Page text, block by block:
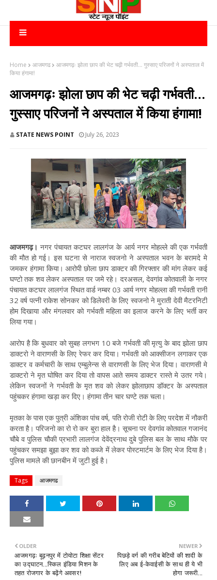
Home आजमगढ
आजमगढ़ः झोला छाप की भेट चढ़ी गर्भवती... गुस्साए परिजनों ने अस्पताल में
किया हंगामा!
आजमगढ़ः झोला छाप की भेट चढ़ी गर्भवती...
गुस्साए परिजनों ने अस्पताल में किया हंगामा!
STATE NEWS POINT July 26, 2023
आजमगढ़। नगर पंचायत कटघर लालगंज के आर्य नगर मोहल्ले की एक गर्भवती
की मौत हो गई। इस घटना से नाराज स्वजनो ने अस्पताल भवन के बरामदे मे
जमकर हंगामा किया। आरोपी छोला छाप डाक्टर की गिरफ्तार की मांग लेकर कई
घण्टो तक शव लेकर अस्पताल पर जमे रहे। दरअसल, देवगांव कोतवाली के नगर
पंचायत कटघर लालगंज स्थित वार्ड नम्बर 03 आर्य नगर मोहल्ला की गर्भवती रानी
32 वर्ष पत्नी राकेश सोनकर को डिलेवरी के लिए स्वजनो ने मुराती देवी मैटरनिटी
होम दिखाया और मंगलवार को गर्भवती महिला का इलाज करने के लिए भर्ती कर
लिया गया।
आरोप है कि बुधवार को सुबह लगभग 10 बजे गर्भवती की मृत्यु के बाद झोला छाप
डाक्टरो ने वाराणसी के लिए रेफर कर दिया। गर्भवती को आक्सीजन लगाकर एक
डाक्टर व कर्मचारी के साथ एम्बुलेन्स से वाराणसी के लिए भेज दिया। वाराणसी मे
डाक्टरो ने मृत घोषित कर दिया तो वापस आते समय डाक्टर रास्ते मे उतर गये।
लेकिन स्वजनों ने गर्भवती के मृत शव को लेकर झोलाछाप डॉक्टर के अस्पताल
पहुंचकर हंगामा खड़ा कर दिए। हंगामा तीन चार घण्टे तक चला।
मृतका के पास एक पुत्री अंशिका पांच वर्ष, पति रोजी रोटी के लिए परदेश में नौकरी
करता है। परिजनो का रो रो कर बुरा हाल है। सूचना पर देवगांव कोतवाल गजानंद
चौबे व पुलिस चौकी प्रभारी लालगंज देवेंद्रनाथ दुबे पुलिस बल के साथ मौके पर
पहुंचकर समझा बुझा कर शव को कब्जे में लेकर पोस्टमार्टम के लिए भेज दिया है।
पुलिस मामले की छानबीन में जुटी हुई है।
Tags आजमगढ
NEWER
पिछड़े वर्ग की गरीब बेटियों की शादी के
लिए अब ई-केवाईसी के साथ ही ये भी
होगा जरूरी...
OLDER
आजमगढ़ः बूढ़नपुर में टोयोटा शिक्षा सेंटर
का उद्घाटन...स्किल इंडिया मिशन के
तहत रोजगार के बढ़ेंगे अवसर!